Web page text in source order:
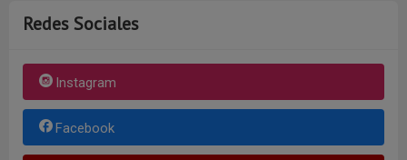
Redes Sociales
Instagram
Facebook